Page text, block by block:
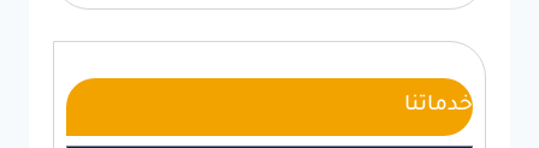
خدماتنا